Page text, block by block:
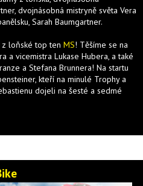
dvojnásobná mistryně světa Vera
Sarah Baumgartner.
z loňské top ten MS! Těšíme se na
a vicemistra Lukase Hubera, a také
a Stefana Brunnera! Na startu
kteří na minulé Trophy a
dojeli na šesté a sedmé